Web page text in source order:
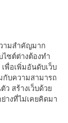
วามสำคัญมาก
ไซต์ต่างต้องทำ
เพื่อเพิ่มอันดับเว็บ
กับความสามารถ
ว สร้างเว็บด้วย
างที่ไม่เคยคิดมา